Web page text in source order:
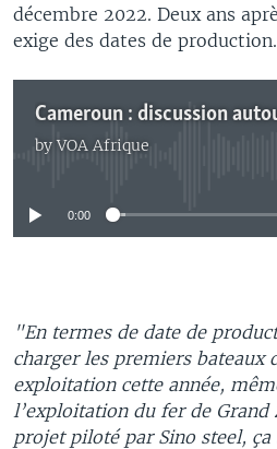
décembre 2022. Deux ans
exige des dates de production.
byVOA Afrique
No media source
0:00
"En termes de date de
charger les premiers bateaux
exploitation cette année,
l’exploitation du fer de
projet piloté par Sino steel,